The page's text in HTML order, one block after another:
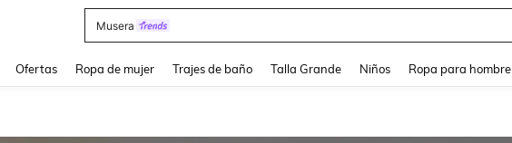
Musera
Ofertas Ropa de mujer Trajes de baño Talla Grande Niños Ropa para hombre